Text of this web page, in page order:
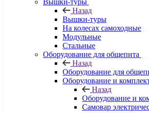
Вышки-туры
Назад
Вышки-туры
На колесах самоходные
Модульные
Стальные
Оборудование для общепита
Назад
Оборудование для
Оборудование и
Назад
Оборудование и
Самовар